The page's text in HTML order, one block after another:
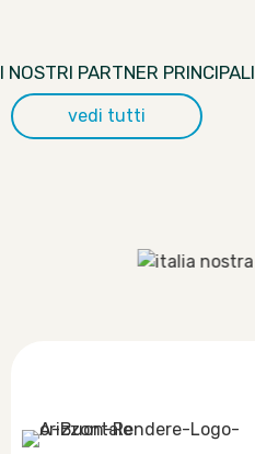
I NOSTRI PARTNER PRINCIPALI
vedi tutti